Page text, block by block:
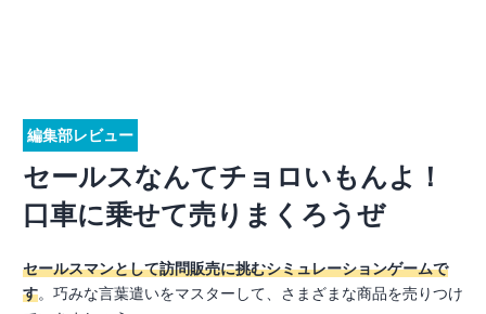
編集部レビュー
セールスなんてチョロいもんよ！
口車に乗せて売りまくろうぜ
セールスマンとして訪問販売に挑むシミュレーションゲームで
す。巧みな言葉遣いをマスターして、さまざまな商品を売りつけ